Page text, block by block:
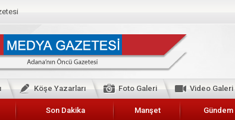
Köşe Yazarları Foto Galeri Video Galeri
Son Dakika Manşet Gündem